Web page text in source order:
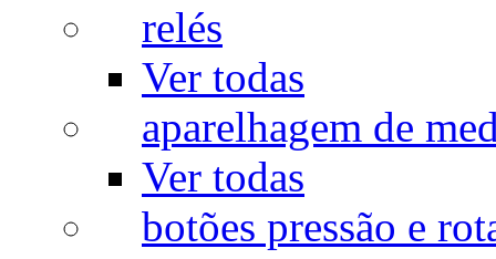
relés
Ver todas
aparelhagem de
Ver todas
botões pressão e